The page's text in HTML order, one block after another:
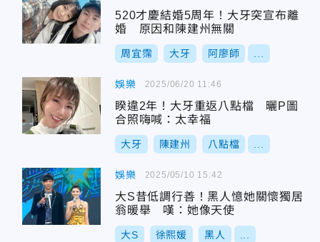
520才慶結婚5周年！大牙突宣布離
婚 原因和陳建州無關
周宜霈 大牙 阿廖師
娛樂
睽違2年！大牙重返八點檔 曬P圖
合照嗨喊：太幸福
大牙 陳建州 八點檔
2025/06/20 11:46
娛樂
大S昔低調行善！黑人憶她關懷獨居
翁暖舉 嘆：她像天使
大S 徐熙媛 黑人
2025/05/10 15:42